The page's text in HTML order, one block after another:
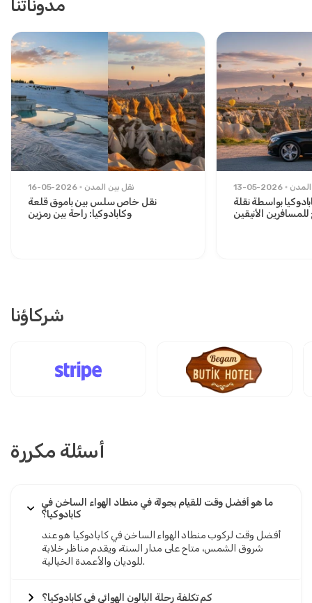
مدوناتنا
16-05-2026 نقل بين المدن
نقل خاص سلس بين باموق قلعة
وكابادوكيا: راحة بين رمزين
13-05-2026
بواسطة نقلة
الأنيقين
شركاؤنا
أسئلة مكررة
ما هو أفضل وقت للقيام بجولة في منطاد الهواء الساخن في
كابادوكيا؟
أفضل وقت لركوب منطاد الهواء الساخن في كابادوكيا هو عند
شروق الشمس، متاح على مدار السنة، ويقدم مناظر خلابة
للوديان والأعمدة الخيالية.
كم تكلفة رحلة البالون الهوائي في كابادوكيا؟